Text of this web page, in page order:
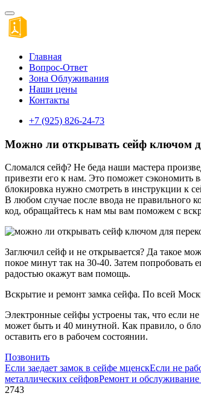
Главная
Вопрос-Ответ
Зона Облуживания
Наши цены
Контакты
+7 (925) 826-24-73
Можно ли открывать сейф ключом
Сломался сейф? Не беда наши мастера
привезти его к нам. Это поможет сэкономить
блокировка нужно смотреть в инструкции к
В любом случае после ввода не правильного
код, обращайтесь к нам мы вам поможем с
Заглючил сейф и не открывается? Да такое
покое минут так на 30-40. Затем
радостью окажут вам помощь.
Вскрытие и ремонт замка сейфа. По всей
Электронные сейфы устроены так, что если
может быть и 40 минутной. Как правило, о
оставить его в рабочем состоянии.
Позвонить
Если заедает замок в сейфе мценскЕсли не
металлических сейфовРемонт и
2743